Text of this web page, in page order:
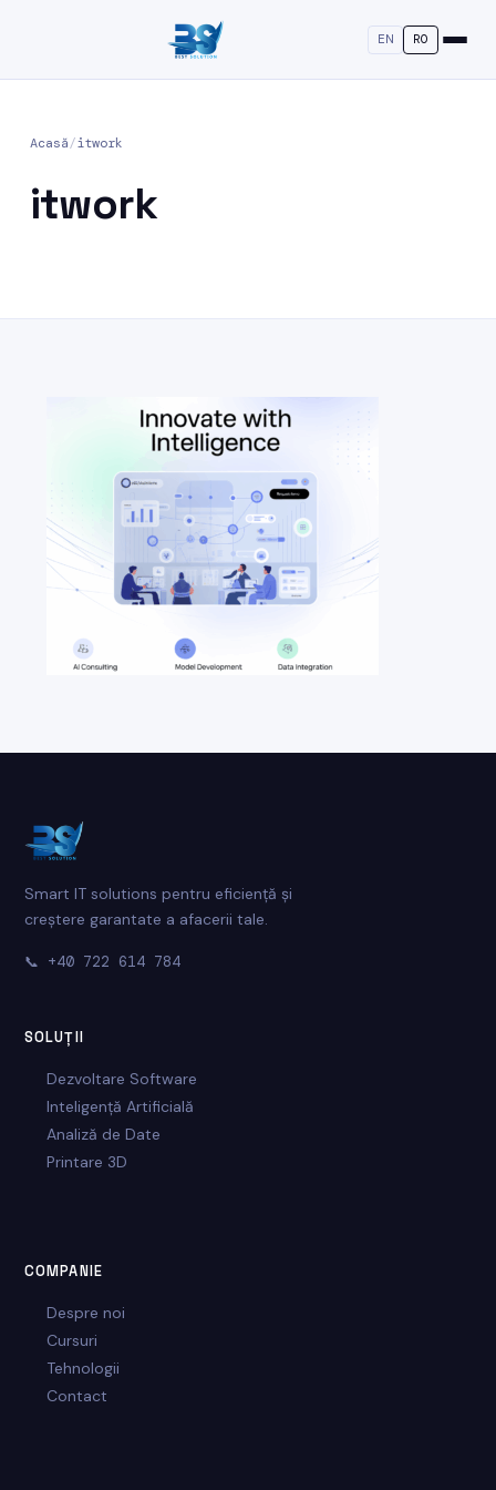
EN RO
Acasă/itwork
itwork
Smart IT solutions pentru eficiență și
creștere garantate a afacerii tale.
📞 +40 722 614 784
SOLUȚII
Dezvoltare Software
Inteligență Artificială
Analiză de Date
Printare 3D
COMPANIE
Despre noi
Cursuri
Tehnologii
Contact